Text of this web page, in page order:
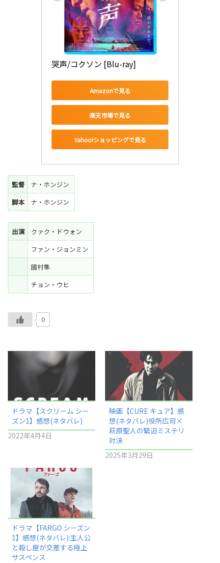
哭声/コクソン [Blu-ray]
Amazonで見る
楽天市場で見る
Yahoo!ショッピングで見る
監督
ナ・ホンジン
脚本
ナ・ホンジン
出演
クァク・ドウォン
ファン・ジョンミン
國村隼
チョン・ウヒ
0
ドラマ【スクリーム シー
ズン1】感想(ネタバレ)
2022年4月4日
映画【CURE キュア】感
想(ネタバレ)役所広司×
萩原聖人の緊迫ミステリ
対決
2025年3月29日
ドラマ【FARGO シーズン
1】感想(ネタバレ):主人公
と殺し屋が交差する極上
サスペンス